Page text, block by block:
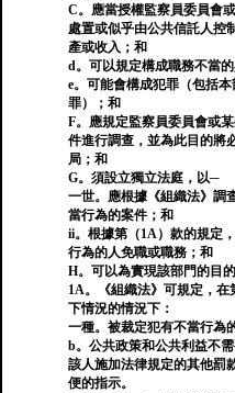
C。應當授權監察員委員會
處置或似乎由公共信託人控
產或收入；和
d。可以規定構成職務不當
e。可能會構成犯罪（包括
罪）；和
F。應規定監察員委員會或
件進行調查，並為此目的將
局；和
G。須設立獨立法庭，以─
一世。應根據《組織法》調
當行為的案件；和
ii。根據第（1A）款的規定
行為的人免職或職務；和
H。可以為實現該部門的目
1A。《組織法》可規定，
下情況的情況下：
一種。被裁定犯有不當行為
b。公共政策和公共利益不
該人施加法律規定的其他罰
便的指示。